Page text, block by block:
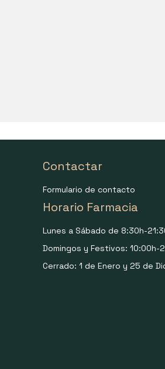
Contactar
Formulario de contacto
Horario Farmacia
Lunes a Sábado de 8:30h-
Domingos y Festivos: 10:00h-
Cerrado: 1 de Enero y 25 de